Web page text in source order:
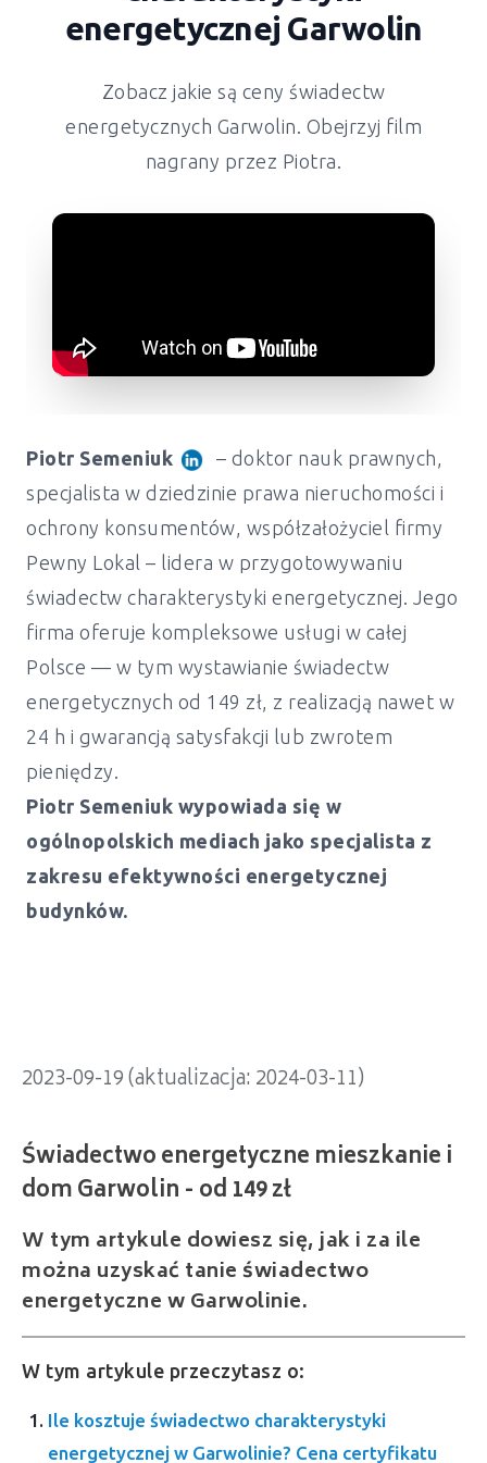
energetycznej Garwolin
Zobacz jakie są ceny świadectw
energetycznych Garwolin . Obejrzyj film
nagrany przez Piotra.
Piotr Semeniuk
– doktor nauk prawnych,
specjalista w dziedzinie prawa nieruchomości i
ochrony konsumentów, współzałożyciel firmy
Pewny Lokal – lidera w przygotowywaniu
świadectw charakterystyki energetycznej. Jego
firma oferuje kompleksowe usługi w całej
Polsce — w tym wystawianie świadectw
energetycznych od 149 zł, z realizacją nawet w
24 h i gwarancją satysfakcji lub zwrotem
pieniędzy.
Piotr Semeniuk wypowiada się w
ogólnopolskich mediach jako specjalista z
zakresu efektywności energetycznej
budynków.
2023-09-19 (aktualizacja: 2024-03-11)
Świadectwo energetyczne mieszkanie i
W tym artykule dowiesz się, jak i za ile
można uzyskać tanie świadectwo
energetyczne w Garwolinie.
W tym artykule przeczytasz o:
Ile kosztuje świadectwo charakterystyki
energetycznej w Garwolinie? Cena certyfikatu